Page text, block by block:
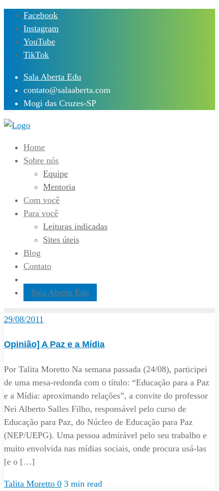
Skip
content
Facebook
Instagram
YouTube
TikTok
Sala Aberta Edu
contato@salaaberta.com
Mogi das Cruzes-SP
Home
Sobre nós
Equipe
Mentoria
Com você
Para você
Leituras indicadas
Sites úteis
Blog
Contato
Sala Aberta Edu
29/08/2011
Opinião] A Paz e a Mídia
Por Talita Moretto Na semana passada (24/08), participei
de uma mesa-redonda com o título: “Educação para a Paz
e a Mídia: aproximando relações”, a convite do professor
Nei Alberto Salles Filho, responsável pelo curso de
Educação para Paz, do Núcleo de Educação para Paz
(NEP/UEPG). Uma pessoa admirável pelo seu trabalho e
muito envolvida nas mídias sociais, onde procura usá-las
[e o […]
Talita Moretto 0 3 min read